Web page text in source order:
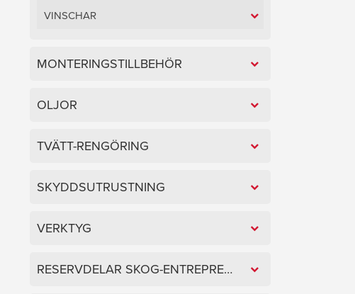
VINSCHAR
MONTERINGSTILLBEHÖR
OLJOR
TVÄTT-RENGÖRING
SKYDDSUTRUSTNING
VERKTYG
RESERVDELAR SKOG-ENTREPRENAD